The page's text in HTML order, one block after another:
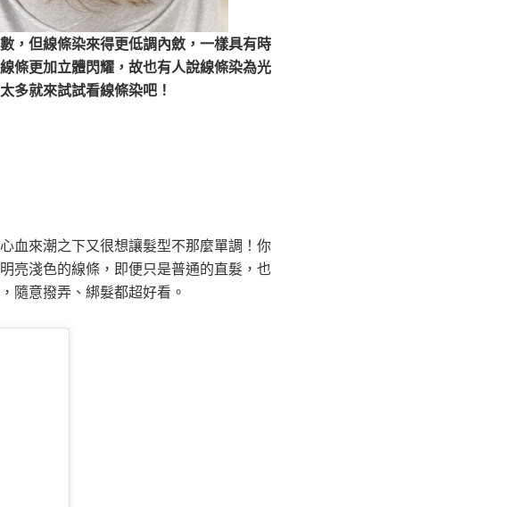
，但線條染來得更低調內斂，一樣具有時
條更加立體閃耀，故也有人說線條染為光
多就來試試看線條染吧！
血來潮之下又很想讓髮型不那麼單調！你
亮淺色的線條，即便只是普通的直髮，也
隨意撥弄、綁髮都超好看。